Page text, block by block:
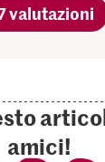
valutazioni
amici!